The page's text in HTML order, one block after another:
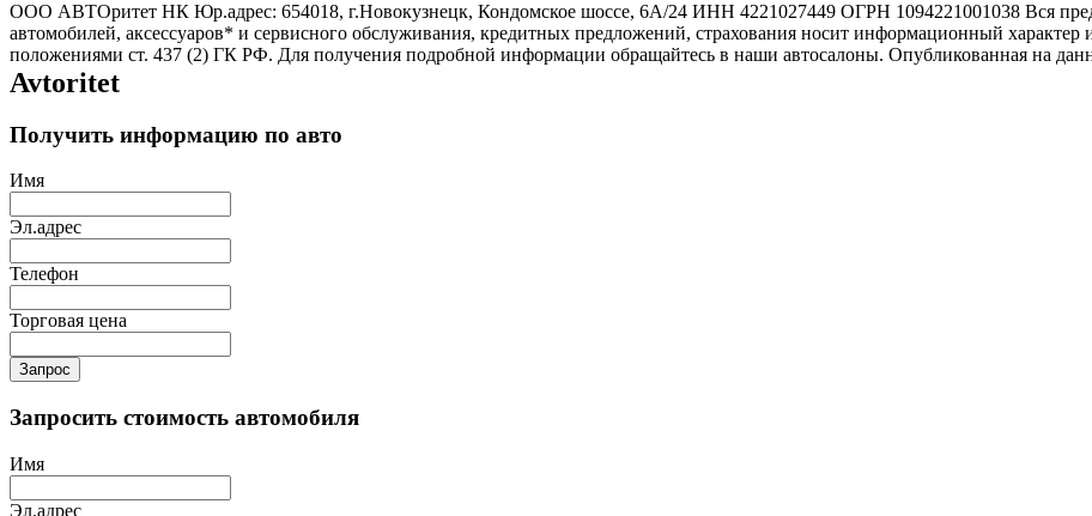
ООО АВТОритет НК Юр.адрес: 654018, г.Новокузнецк, Кондомское шоссе, 6А/24 ИНН 4221027449 ОГРН 1094221001038 Вся
автомобилей, аксессуаров* и сервисного обслуживания, кредитных предложений, страхования носит информационный характер
положениями ст. 437 (2) ГК РФ. Для получения подробной информации обращайтесь в наши автосалоны. Опубликованная на
Avtoritet
Получить информацию по авто
Имя
Эл.адрес
Телефон
Торговая цена
Запрос
Запросить стоимость автомобиля
Имя
Эл.адрес